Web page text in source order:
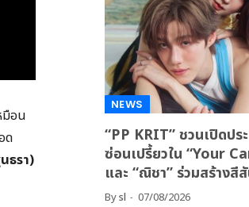
มือน
ด
ธรา)
NEWS
“PP KRIT” ชวนเปิดป
ซ่อนเปรี้ยวใน “Your
และ “ณิชา” ร่วมสร้างสี
Bysl 07/08/2026